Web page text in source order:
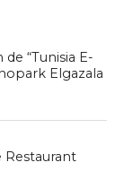
“Tunisia E-
Elgazala
Restaurant